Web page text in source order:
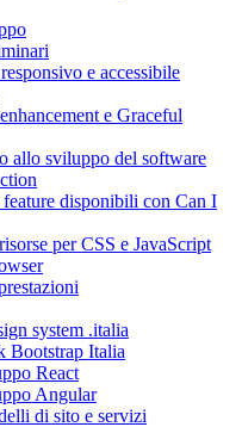
e accessibile
e Graceful
allo sviluppo del software
disponibili con Can I
per CSS e JavaScript
system .italia
Bootstrap Italia
React
Angular
di sito e servizi